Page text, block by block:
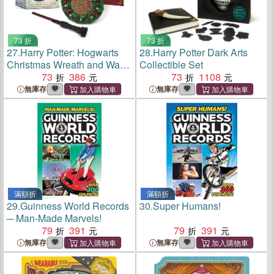
73 折
27.Harry Potter: Hogwarts
Christmas Wreath and Wand
73 386
無庫存
73 折
28.Harry Potter Dark Arts
Collectible Set
73
1108
無庫存
滿額折
29.Guinness World Records
─ Man-Made Marvels!
79
391
無庫存
滿額折
30.Super Humans!
79
391
無庫存